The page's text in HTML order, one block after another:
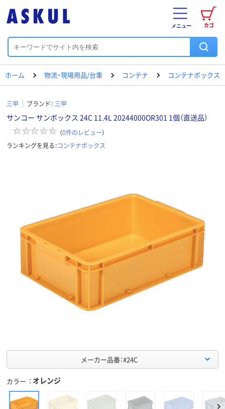
カゴ
メニュー
ホーム 物流・現場用品/台車 コンテナ コンテナボックス
三甲 ブランド： 三甲
サンコー サンボックス 24C 11.4L 20244000OR301 1個（直送品）
（0件のレビュー）
ランキングを見る：コンテナボックス
メーカー品番：#24C
カラー オレンジ